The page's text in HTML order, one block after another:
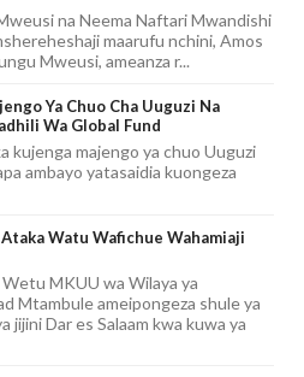
na Neema Naftari Mwandishi
maarufu nchini, Amos
Mweusi, ameanza r...
Ya Chuo Cha Uuguzi Na
Wa Global Fund
kujenga majengo ya chuo Uuguzi
ambayo yatasaidia kuongeza
Watu Wafichue Wahamiaji
MKUU wa Wilaya ya
Mtambule ameipongeza shule ya
jijini Dar es Salaam kwa kuwa ya